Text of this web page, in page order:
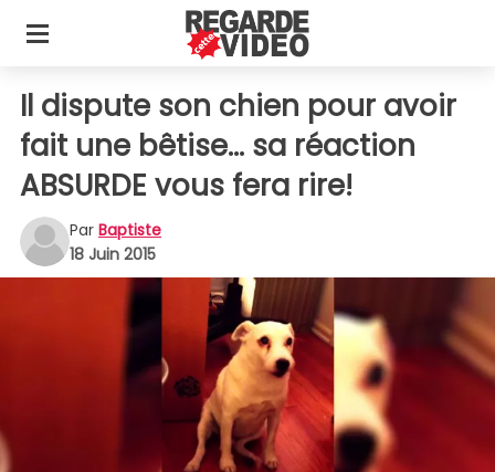
Il dispute son chien pour avoir
fait une bêtise... sa réaction
ABSURDE vous fera rire!
Par Baptiste
18 Juin 2015